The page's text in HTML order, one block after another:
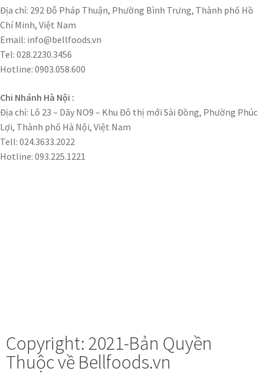
Địa chỉ: 292 Đỗ Pháp Thuận, Phường Bình Trưng, Thành phố Hồ
Chí Minh, Việt Nam
Email: info@bellfoods.vn
Tel: 028.2230.3456
Hotline: 0903.058.600
Chi Nhánh Hà Nội :
Địa chỉ: Lô 23 – Dãy NO9 – Khu Đô thị mới Sài Đồng, Phường Phúc
Lợi, Thành phố Hà Nội, Việt Nam
Tell: 024.3633.2022
Hotline: 093.225.1221
Copyright: 2021-Bản Quyền
Thuộc về Bellfoods.vn